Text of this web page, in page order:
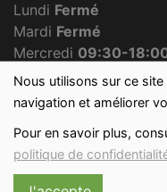
Nous utilisons sur ce
navigation et améliorer
Pour en savoir plus,
politique de
Lundi Fermé
Mardi Fermé
Mercredi 09:30-
JeudiFermé
Vendredi 09:30-
Dimanche09:30-